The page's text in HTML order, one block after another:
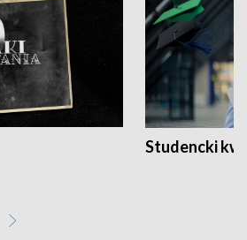
Studencki